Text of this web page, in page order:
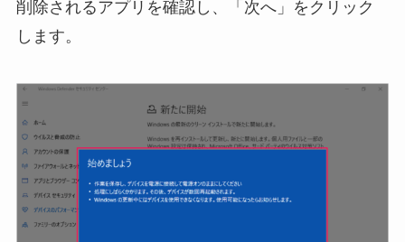
削除されるアプリを確認し、「次へ」をクリック
します。